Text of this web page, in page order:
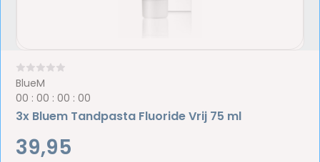
BlueM
00 :00 :00 :00
3x Bluem Tandpasta Fluoride Vrij 75 ml
39,95